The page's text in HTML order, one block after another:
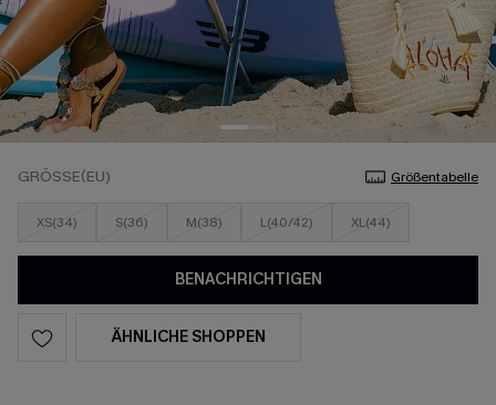
GRÖSSE(EU) Größentabelle
XS(34) S(36) M(38) L(40/42) XL(44)
BENACHRICHTIGEN
ÄHNLICHE SHOPPEN